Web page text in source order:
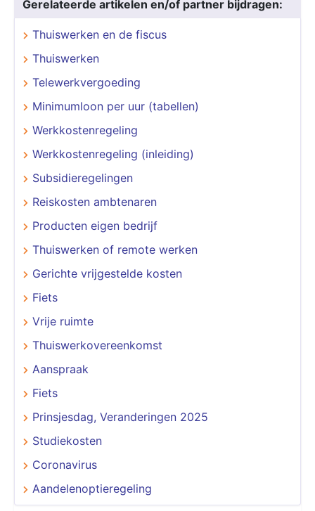
Gerelateerde artikelen en/of partner bijdragen:
Thuiswerken en de fiscus
Thuiswerken
Telewerkvergoeding
Minimumloon per uur (tabellen)
Werkkostenregeling
Werkkostenregeling (inleiding)
Subsidieregelingen
Reiskosten ambtenaren
Producten eigen bedrijf
Thuiswerken of remote werken
Gerichte vrijgestelde kosten
Fiets
Vrije ruimte
Thuiswerkovereenkomst
Aanspraak
Fiets
Prinsjesdag, Veranderingen 2025
Studiekosten
Coronavirus
Aandelenoptieregeling